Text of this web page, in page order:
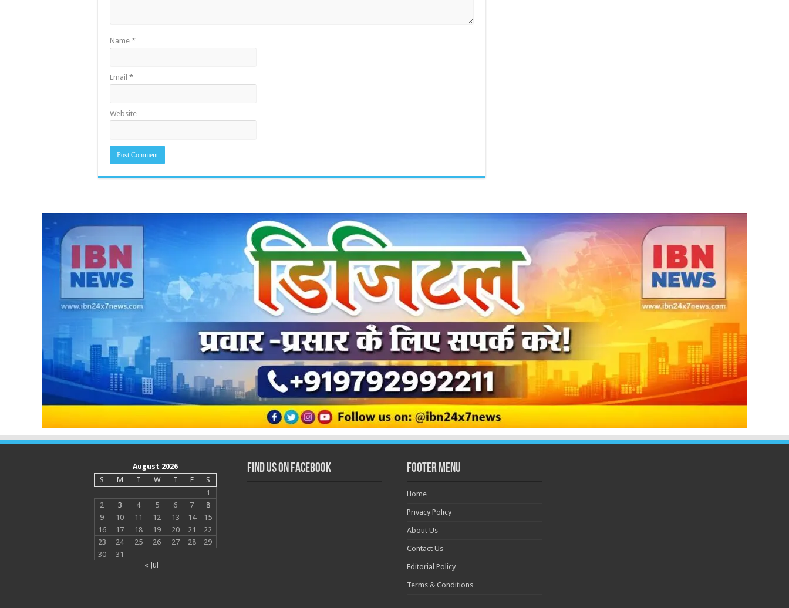
Name *
Email *
Website
August 2026
S
M T W T F
S
1
2
3 4 5 6 7
8
9
10 11 12 13 14
15
16
17 18 19 20 21
22
23
24 25 26 27 28
29
30
31
« Jul
Find us on Facebook Footer Menu
Home
Privacy Policy
About Us
Contact Us
Editorial Policy
Terms & Conditions